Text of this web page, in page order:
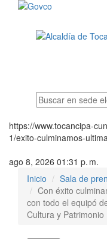
https://www.tocancipa-
1/exito-culminamos-
ago 8, 2026 01:31 p. m.
Inicio
Sala de
Con éxito
con todo el equipó
Cultura y Patrimonio